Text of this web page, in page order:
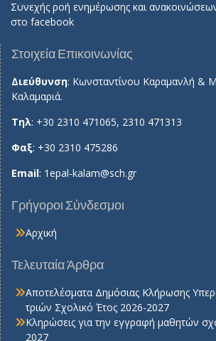
Συνεχής ροή ενημέρωσης και
στο facebook
Στοιχεία Επικοινωνίας
Διεύθυνση: Κωνσταντίνου Καραμανλή &
Καλαμαριά.
Τηλ: +30 2310 471065, 2310 471313
Φαξ: +30 2310 475286
Email: 1epal-kalam@sch.gr
Γρήγοροι Σύνδεσμοι
Αρχική
Τελευταία Άρθρα
Αποτελέσματα Δημόσιας Κλήρωσης
τριών Σχολικό Έτος 2026-2027
Κληρώσεις για την εγγραφή μαθητών
2027